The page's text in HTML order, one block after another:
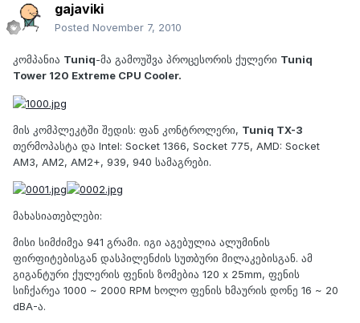
gajaviki
Posted November 7, 2010
კომპანია Tuniq-მა გამოუშვა პროცესორის ქულერი Tuniq
Tower 120 Extreme CPU Cooler.
მის კომპლეკტში შედის: ფან კონტროლერი, Tuniq TX-3
თერმოპასტა და Intel: Socket 1366, Socket 775, AMD: Socket
AM3, AM2, AM2+, 939, 940 სამაგრები.
მახასიათებლები:
მისი სიმძიმეა 941 გრამი. იგი აგებულია ალუმინის
ფირფიტებისგან დასპილენძის სუთბური მილაკებისგან. ამ
გიგანტური ქულერის ფენის ზომებია 120 x 25mm, ფენის
სიჩქარეა 1000 ~ 2000 RPM ხოლო ფენის ხმაურის დონე 16 ~ 20
dBA-ა.